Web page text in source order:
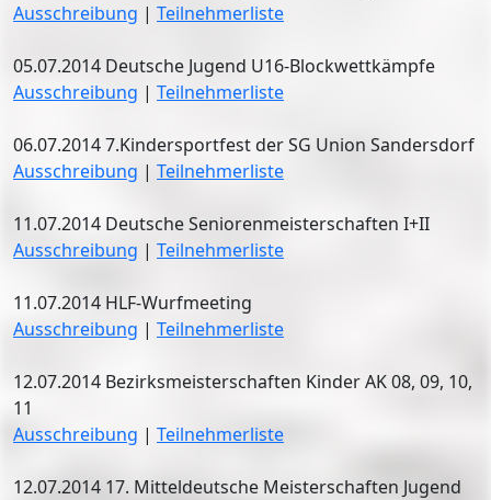
Ausschreibung | Teilnehmerliste
05.07.2014 Deutsche Jugend U16-Blockwettkämpfe
Ausschreibung | Teilnehmerliste
06.07.2014 7.Kindersportfest der SG Union Sandersdorf
Ausschreibung | Teilnehmerliste
11.07.2014 Deutsche Seniorenmeisterschaften I+II
Ausschreibung | Teilnehmerliste
11.07.2014 HLF-Wurfmeeting
Ausschreibung | Teilnehmerliste
12.07.2014 Bezirksmeisterschaften Kinder AK 08, 09, 10,
11
Ausschreibung | Teilnehmerliste
12.07.2014 17. Mitteldeutsche Meisterschaften Jugend